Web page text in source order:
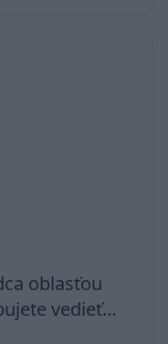
oblasťou
vedieť